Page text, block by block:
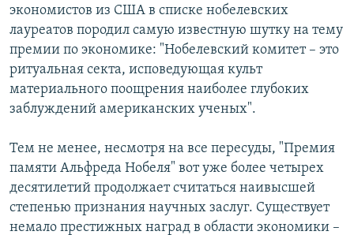
экономистов из США в списке нобелевских
лауреатов породил самую известную шутку на тему
премии по экономике: "Нобелевский комитет – это
ритуальная секта, исповедующая культ
материального поощрения наиболее глубоких
заблуждений американских ученых".
Тем не менее, несмотря на все пересуды, "Премия
памяти Альфреда Нобеля" вот уже более четырех
десятилетий продолжает считаться наивысшей
степенью признания научных заслуг. Существует
немало престижных наград в области экономики –